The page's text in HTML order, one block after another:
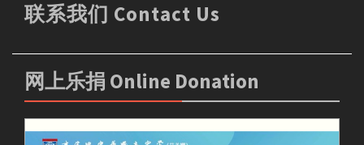
联系我们 Contact Us
网上乐捐 Online Donation